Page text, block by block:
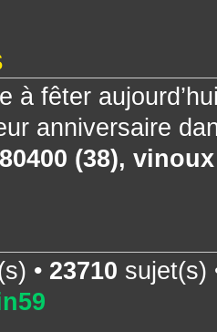
à fêter
anniversaire
(38), vinoux
• 23710 sujet(s)